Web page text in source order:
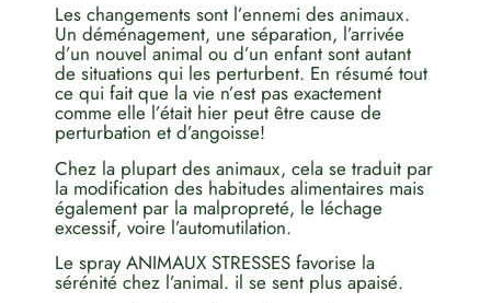
Les changements sont l’ennemi des animaux.
Un déménagement, une séparation, l’arrivée
d’un nouvel animal ou d’un enfant sont autant
de situations qui les perturbent. En résumé tout
ce qui fait que la vie n’est pas exactement
comme elle l’était hier peut être cause de
perturbation et d’angoisse!
Chez la plupart des animaux, cela se traduit par
la modification des habitudes alimentaires mais
également par la malpropreté, le léchage
excessif, voire l’automutilation.
Le spray ANIMAUX STRESSES favorise la
sérénité chez l’animal. il se sent plus apaisé.